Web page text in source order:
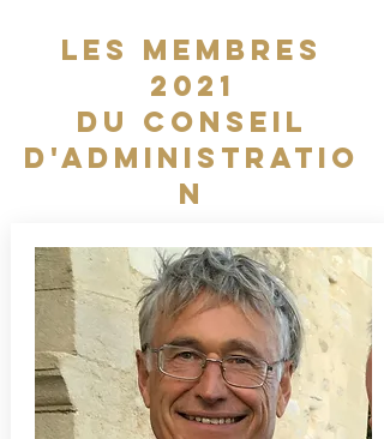
LES MEMBRES
2021
du conseil
d'administratio
n